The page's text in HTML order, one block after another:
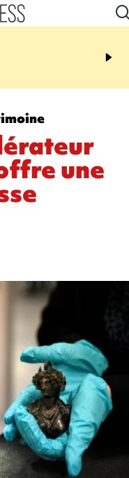
11:22
DÉSTABILISATION
la présidentielle, les
une